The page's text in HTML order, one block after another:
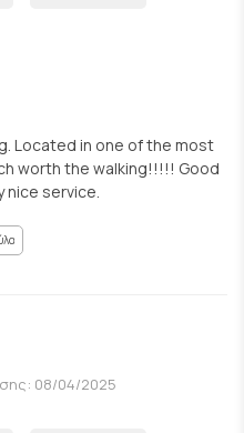
Located in one of the most
worth the walking!!!!! Good
service.
08/04/2025